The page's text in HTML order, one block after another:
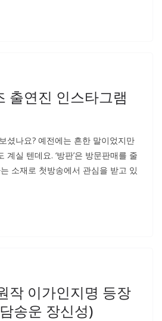
출연진 인스타그램
셨나요? 예전에는 흔한 말이었지만
계실 텐데요. ‘방판’은 방문판매를 줄
는 소재로 첫방송에서 관심을 받고 있
작 이가인지명 등장
송운 장신성)